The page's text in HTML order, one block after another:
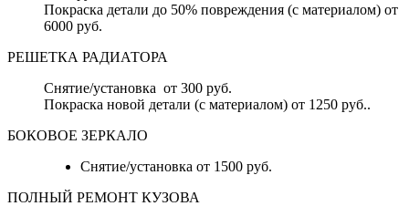
Покраска детали до 50% повреждения (с материалом) от
6000 руб.
РЕШЕТКА РАДИАТОРА
Снятие/установка от 300 руб.
Покраска новой детали (с материалом) от 1250 руб..
БОКОВОЕ ЗЕРКАЛО
Снятие/установка от 1500 руб.
ПОЛНЫЙ РЕМОНТ КУЗОВА